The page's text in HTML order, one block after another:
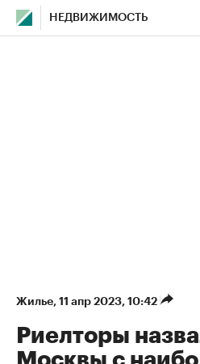
НЕДВИЖИМОСТЬ
Жилье⁠, 11 апр 2023, 10:42
Риелторы